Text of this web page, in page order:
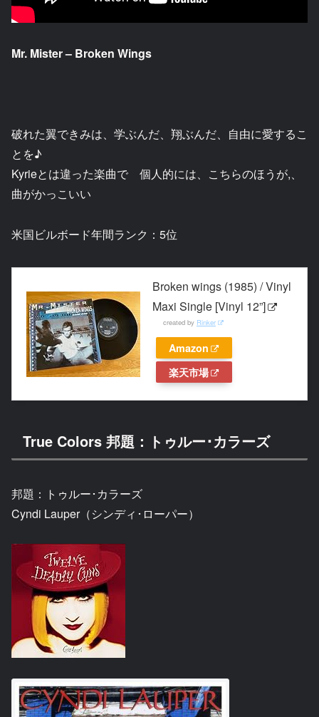
Mr. Mister – Broken Wings
破れた翼できみは、学ぶんだ、翔ぶんだ、自由に愛するこ
とを♪
Kyrieとは違った楽曲で 個人的には、こちらのほうが,、
曲がかっこいい
米国ビルボード年間ランク：5位
Broken wings (1985) / Vinyl
Maxi Single [Vinyl 12”]
created by Rinker
Amazon
楽天市場
True Colors 邦題：トゥルー･カラーズ
邦題：トゥルー･カラーズ
Cyndi Lauper（シンディ･ローパー）